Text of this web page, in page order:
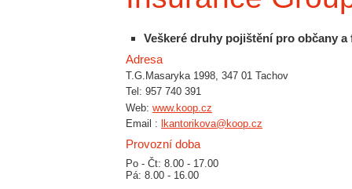
Veškeré druhy pojištění pro občany a
Adresa
T.G.Masaryka 1998, 347 01 Tachov
Tel: 957 740 391
Web: www.koop.cz
Email :
lkantorikova@koop.cz
Provozní doba
Po - Čt: 8.00 - 17.00
Pá: 8.00 - 16.00